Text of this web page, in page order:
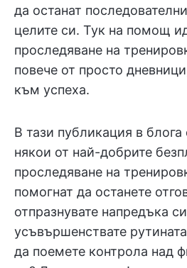
да останат
целите си. Тук на помощ
проследяване на
повече от просто
към успеха.
В тази публикация в
някои от най-добрите
проследяване на
помогнат да останете
отпразнувате напредъка
усъвършенствате
да поемете контрола над